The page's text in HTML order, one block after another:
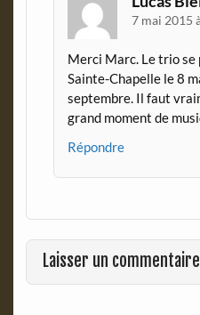
7 mai 2015
Merci Marc. Le trio se
Sainte-Chapelle le 8
septembre. Il faut
grand moment de
Répondre
Laisser un commentaire